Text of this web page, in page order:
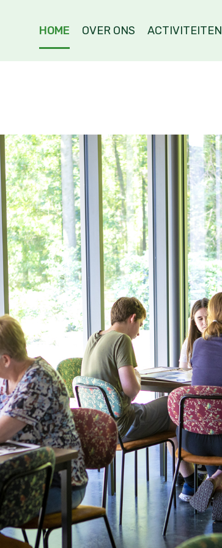
HOME OVER ONS ACTIVITEITEN